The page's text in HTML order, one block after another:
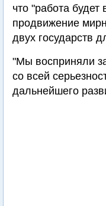
что "работа
продвижение
двух государств
"Мы восприняли
со всей
дальнейшего